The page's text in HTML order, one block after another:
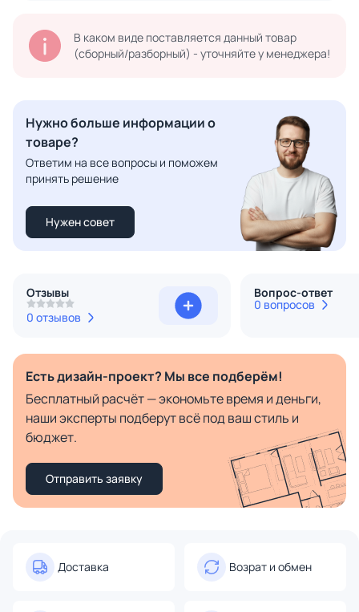
В каком виде поставляется данный товар
(сборный/разборный) - уточняйте у менеджера!
Нужно больше информации о
товаре?
Ответим на все вопросы и поможем
принять решение
Нужен совет
Отзывы
0 отзывов
Вопрос-ответ
0 вопросов
Есть дизайн-проект? Мы все подберём!
Бесплатный расчёт — экономьте время и деньги,
наши эксперты подберут всё под ваш стиль и
бюджет.
Отправить заявку
Доставка Возрат и обмен